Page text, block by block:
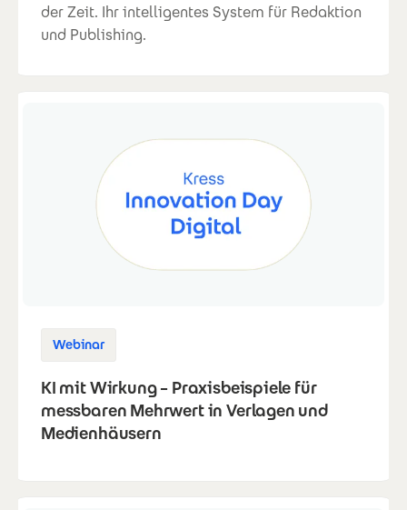
der Zeit. Ihr intelligentes System für Redaktion
und Publishing.
Webinar
KI mit Wirkung – Praxisbeispiele für
messbaren Mehrwert in Verlagen und
Medienhäusern